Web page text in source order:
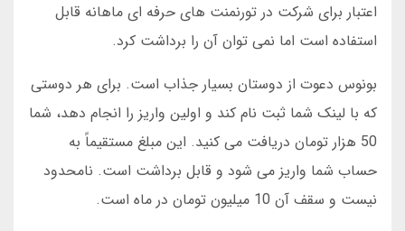
اعتبار برای شرکت در تورنمنت های حرفه ای ماهانه قابل
استفاده است اما نمی توان آن را برداشت کرد.
بونوس دعوت از دوستان بسیار جذاب است. برای هر دوستی
که با لینک شما ثبت نام کند و اولین واریز را انجام دهد، شما
50 هزار تومان دریافت می کنید. این مبلغ مستقیماً به
حساب شما واریز می شود و قابل برداشت است. نامحدود
نیست و سقف آن 10 میلیون تومان در ماه است.